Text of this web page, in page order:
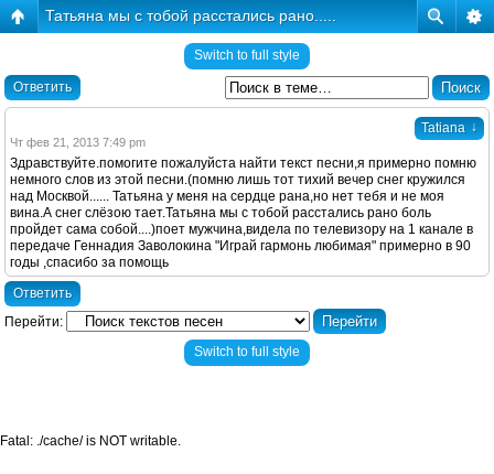
Татьяна мы с тобой расстались рано.....
Switch to full style
Ответить
Tatiana ↓
Чт фев 21, 2013 7:49 pm
Здравствуйте.помогите пожалуйста найти текст песни,я примерно помню
немного слов из этой песни.(помню лишь тот тихий вечер снег кружился
над Москвой...... Татьяна у меня на сердце рана,но нет тебя и не моя
вина.А снег слёзою тает.Татьяна мы с тобой расстались рано боль
пройдет сама собой....)поет мужчина,видела по телевизору на 1 канале в
передаче Геннадия Заволокина "Играй гармонь любимая" примерно в 90
годы ,спасибо за помощь
Ответить
Перейти:
Switch to full style
Fatal: ./cache/ is NOT writable.